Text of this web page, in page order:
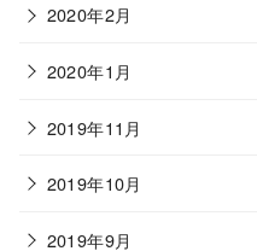
2020年2月
2020年1月
2019年11月
2019年10月
2019年9月